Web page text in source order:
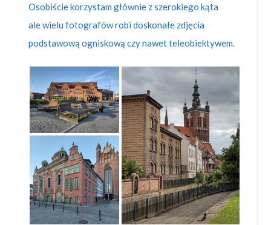
Osobiście korzystam głównie z szerokiego kąta
ale wielu fotografów robi doskonałe zdjęcia
podstawową ogniskową czy nawet teleobiektywem.